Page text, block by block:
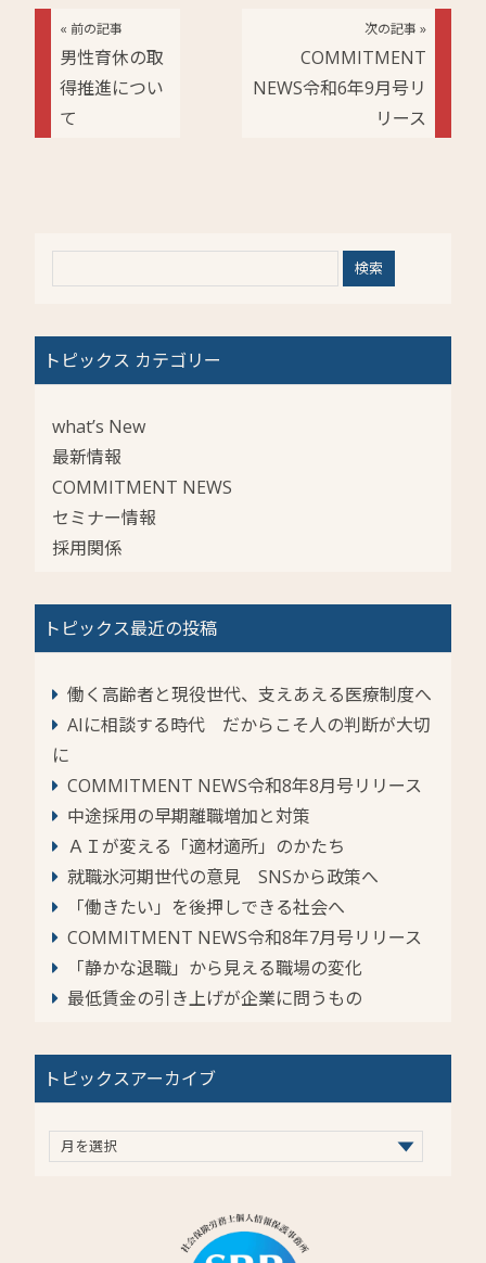
« 前の記事
男性育休の取
得推進につい
て
次の記事 »
COMMITMENT
NEWS令和6年9月号リ
リース
トピックス カテゴリー
what’s New
最新情報
COMMITMENT NEWS
セミナー情報
採用関係
トピックス最近の投稿
働く高齢者と現役世代、支えあえる医療制度へ
AIに相談する時代 だからこそ人の判断が大切
に
COMMITMENT NEWS令和8年8月号リリース
中途採用の早期離職増加と対策
ＡＩが変える「適材適所」のかたち
就職氷河期世代の意見 SNSから政策へ
「働きたい」を後押しできる社会へ
COMMITMENT NEWS令和8年7月号リリース
「静かな退職」から見える職場の変化
最低賃金の引き上げが企業に問うもの
トピックスアーカイブ